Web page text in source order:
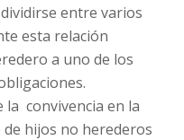
entre varios
esta relación
a uno de los
la convivencia en la
de hijos no herederos